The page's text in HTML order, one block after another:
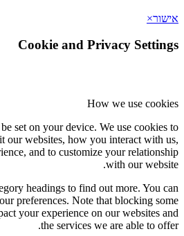
אישור×
Cookie and Privacy Settings
How we use cookies
set on your device. We use cookies to
our websites, how you interact with us,
and to customize your relationship
with our website.
headings to find out more. You can
preferences. Note that blocking some
your experience on our websites and
the services we are able to offer.